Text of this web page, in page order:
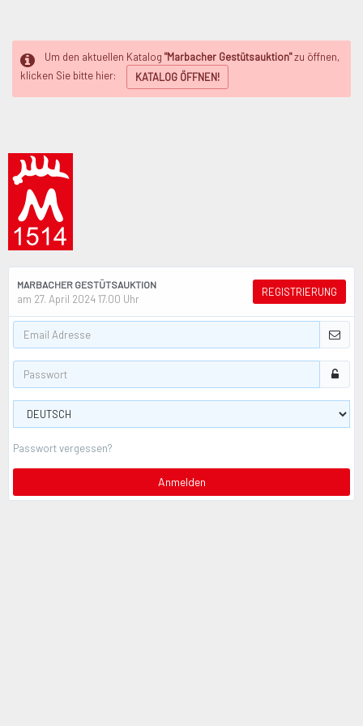
Um den aktuellen Katalog "Marbacher Gestütsauktion"zu öffnen,
klicken Sie bitte hier:
KATALOG ÖFFNEN!
REGISTRIERUNG
MARBACHER GESTÜTSAUKTION
am 27. April 2024 17.00 Uhr
Passwort vergessen?
Anmelden